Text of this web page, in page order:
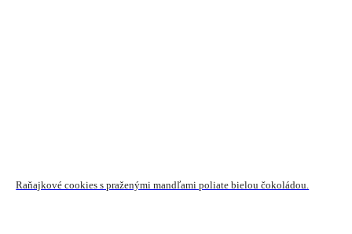
Raňajkové cookies s praženými mandľami poliate bielou čokoládou.